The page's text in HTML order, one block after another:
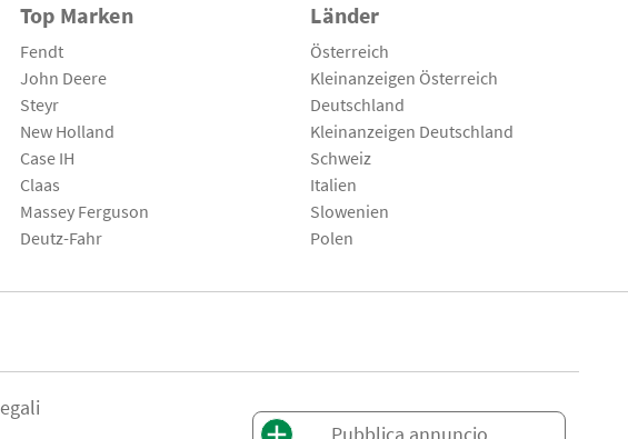
Top Marken
Fendt
John Deere
Steyr
New Holland
Case IH
Claas
Massey Ferguson
Deutz-Fahr
Länder
Österreich
Kleinanzeigen Österreich
Deutschland
Kleinanzeigen Deutschland
Schweiz
Italien
Slowenien
Polen